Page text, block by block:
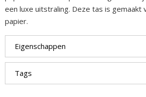
een luxe uitstraling. Deze tas is gemaakt
papier.
Eigenschappen
Tags